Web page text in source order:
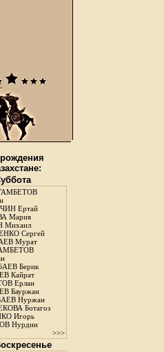
Ертай
Мария
Михаил
Сергей
Мурат
Берик
Кайрат
Ерлан
Бауржан
Нуржан
Ботагоз
Игорь
Нурдин
>>>